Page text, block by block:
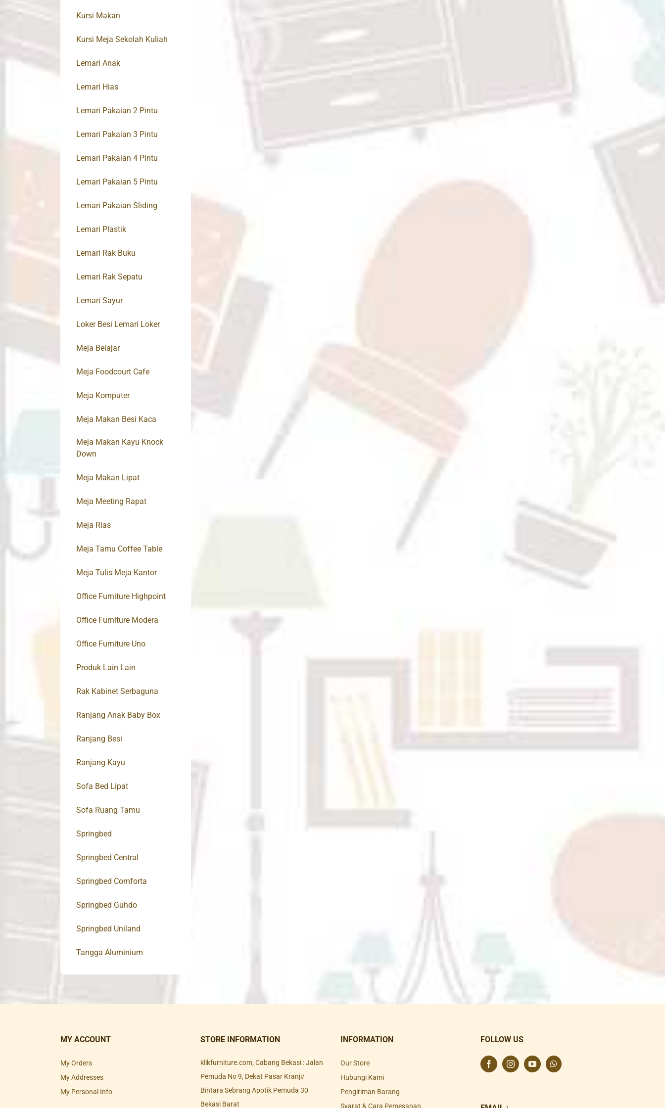
Kursi Makan
Kursi Meja Sekolah Kuliah
Lemari Anak
Lemari Hias
Lemari Pakaian 2 Pintu
Lemari Pakaian 3 Pintu
Lemari Pakaian 4 Pintu
Lemari Pakaian 5 Pintu
Lemari Pakaian Sliding
Lemari Plastik
Lemari Rak Buku
Lemari Rak Sepatu
Lemari Sayur
Loker Besi Lemari Loker
Meja Belajar
Meja Foodcourt Cafe
Meja Komputer
Meja Makan Besi Kaca
Meja Makan Kayu Knock
Down
Meja Makan Lipat
Meja Meeting Rapat
Meja Rias
Meja Tamu Coffee Table
Meja Tulis Meja Kantor
Office Furniture Highpoint
Office Furniture Modera
Office Furniture Uno
Produk Lain Lain
Rak Kabinet Serbaguna
Ranjang Anak Baby Box
Ranjang Besi
Ranjang Kayu
Sofa Bed Lipat
Sofa Ruang Tamu
Springbed
Springbed Central
Springbed Comforta
Springbed Guhdo
Springbed Uniland
Tangga Aluminium
MY ACCOUNT
My Orders
My Addresses
My Personal Info
STORE INFORMATION
klikfurniture.com, Cabang Bekasi : Jalan
Pemuda No 9, Dekat Pasar Kranji/
Bintara Sebrang Apotik Pemuda 30
Bekasi Barat
INFORMATION
Our Store
Hubungi Kami
Pengiriman Barang
Syarat & Cara Pemesanan
FOLLOW US